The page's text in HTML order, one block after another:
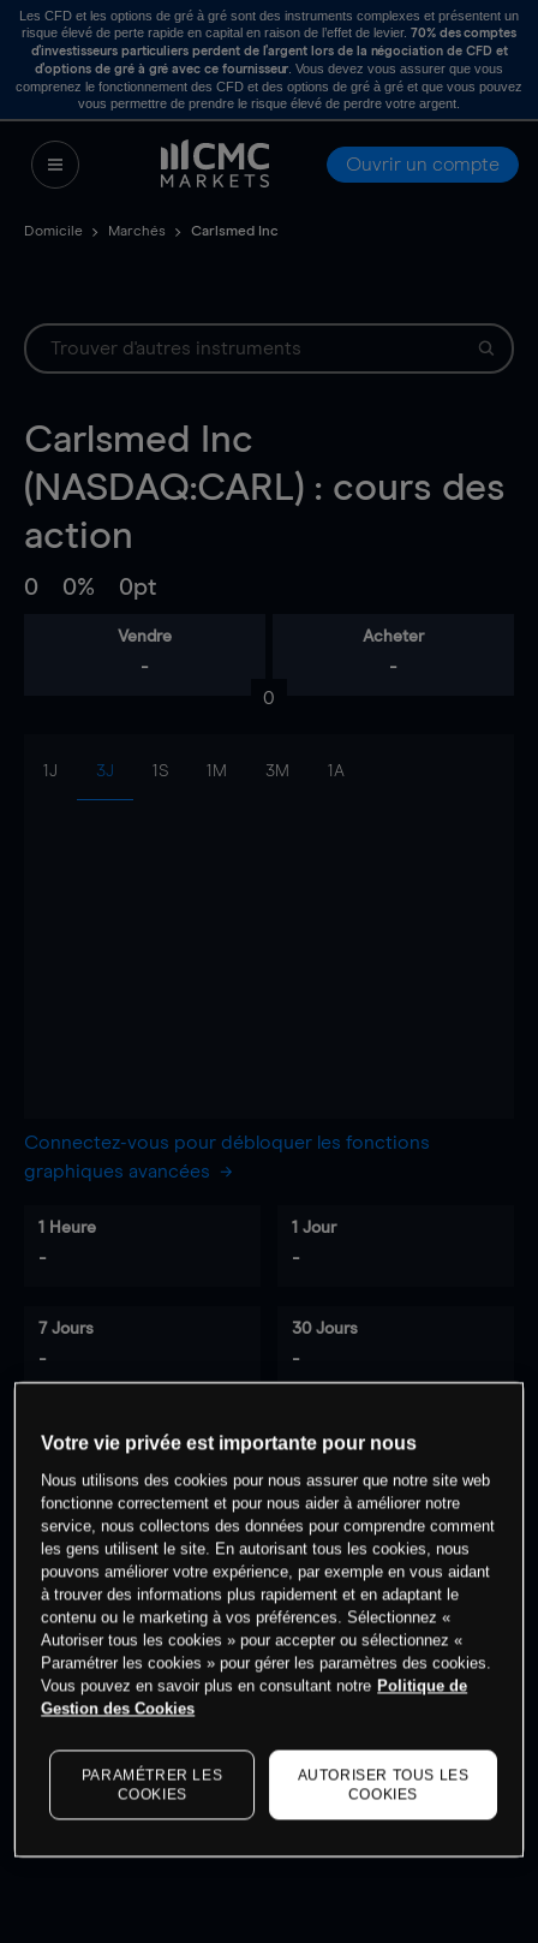
Les CFD et les options de gré à gré sont des instruments complexes et présentent un
risque élevé de perte rapide en capital en raison de l’effet de levier. 70% des comptes
d’investisseurs particuliers perdent de l’argent lors de la négociation de CFD et
d’options de gré à gré avec ce fournisseur . Vous devez vous assurer que vous
comprenez le fonctionnement des CFD et des options de gré à gré et que vous pouvez
vous permettre de prendre le risque élevé de perdre votre argent.
Ouvrir un compte
Domicile Marchés Carlsmed Inc
Carlsmed Inc
(NASDAQ:CARL) : cours des
action
0 0% 0pt
Vendre
-
Acheter
-
0
1J 3J 1S 1M 3M 1A
Connectez-vous pour débloquer les fonctions
graphiques avancées
1 Heure
-
1 Jour
-
7 Jours
-
30 Jours
-
cet actif
Commencez à trader
dernières données du marché.
market data
Votre vie privée est importante pour nous
Nous utilisons des cookies pour nous assurer que notre site web
fonctionne correctement et pour nous aider à améliorer notre
service, nous collectons des données pour comprendre comment
les gens utilisent le site. En autorisant tous les cookies, nous
pouvons améliorer votre expérience, par exemple en vous aidant
à trouver des informations plus rapidement et en adaptant le
contenu ou le marketing à vos préférences. Sélectionnez «
Autoriser tous les cookies » pour accepter ou sélectionnez «
Paramétrer les cookies » pour gérer les paramètres des cookies.
Vous pouvez en savoir plus en consultant notre Politique de
Gestion des Cookies
PARAMÉTRER LES
COOKIES
AUTORISER TOUS LES
COOKIES